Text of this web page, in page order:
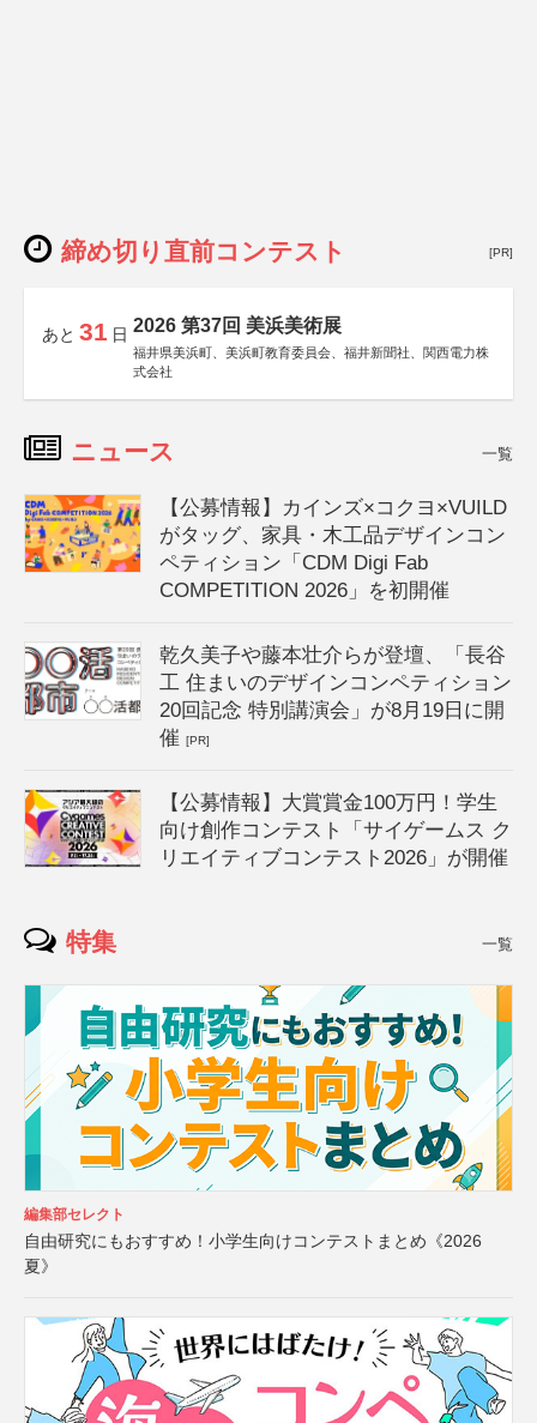
締め切り直前コンテスト [PR]
あと 31 日 2026 第37回 美浜美術展
福井県美浜町、美浜町教育委員会、福井新聞社、関西電力株
式会社
ニュース 一覧
【公募情報】カインズ×コクヨ×VUILD
がタッグ、家具・木工品デザインコン
ペティション「CDM Digi Fab
COMPETITION 2026」を初開催
乾久美子や藤本壮介らが登壇、「長谷
工 住まいのデザインコンペティション
20回記念 特別講演会」が8月19日に開
催[PR]
【公募情報】大賞賞金100万円！学生
向け創作コンテスト「サイゲームス ク
リエイティブコンテスト2026」が開催
特集 一覧
編集部セレクト
自由研究にもおすすめ！小学生向けコンテストまとめ《2026
夏》